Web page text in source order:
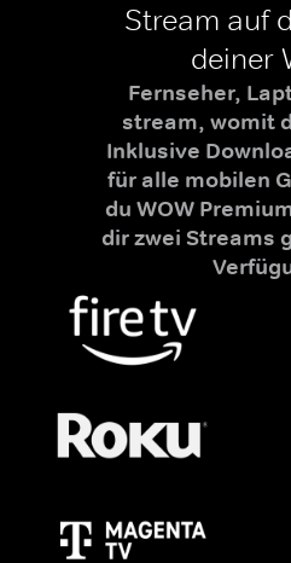
Stream auf
deiner
Fernseher,
stream, womit
Inklusive
für alle mobilen
du WOW
dir zwei Streams